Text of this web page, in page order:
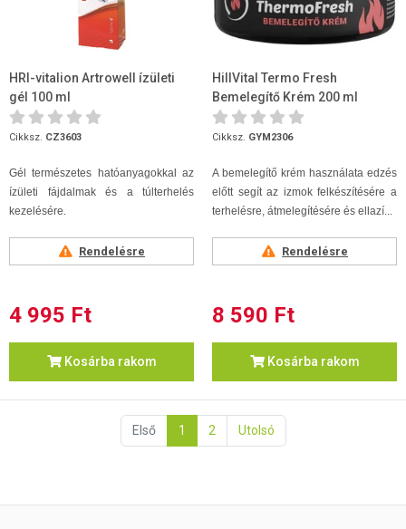
HRI-vitalion Artrowell ízületi
gél 100 ml
Cikksz. CZ3603
Gél természetes hatóanyagokkal az
ízületi fájdalmak és a túlterhelés
kezelésére.
Rendelésre
4 995 Ft
Kosárba rakom
HillVital Termo Fresh
Bemelegítő Krém 200 ml
Cikksz. GYM2306
A bemelegítő krém használata edzés
előtt segít az izmok felkészítésére a
terhelésre, átmelegítésére és ellazí...
Rendelésre
8 590 Ft
Kosárba rakom
Első 1 2 Utolsó